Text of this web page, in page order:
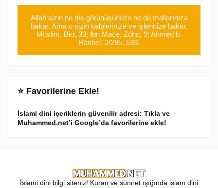
Allah sizin ne dış görünüşünüze ne de mallarınıza
bakar. Ama o sizin kalplerinize ve işlerinize bakar.
Müslim, Birr, 33; İbn Mace, Zühd, 9; Ahmed b.
Hanbel, 2/285, 539.
⭐ Favorilerine Ekle!
İslami dini içeriklerin güvenilir adresi: Tıkla ve
Muhammed.net’i Google’da favorilerine ekle!
İslami dini bilgi siteniz! Kuran ve sünnet ışığında islam dini